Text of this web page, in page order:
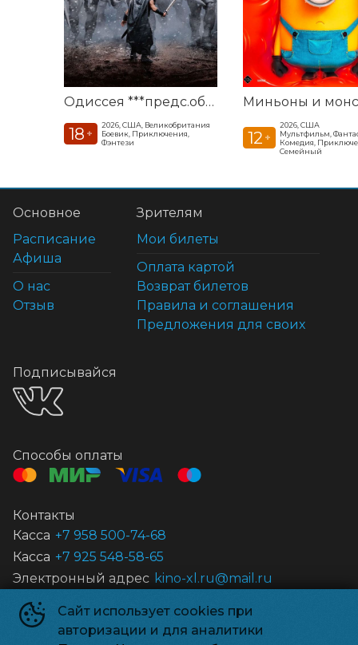
Одиссея ***предс.обсл. Команда Познавалова. Тайна едкого дыма
18 +
2026, США, Великобритания
Боевик, Приключения,
Фэнтези
12 +
2026, США
Мультфильм,
Комедия,
Семейный
Сайт использует cookies при
авторизации и для аналитики
Основное
Расписание
Афиша
О нас
Отзыв
Зрителям
Мои билеты
Оплата картой
Возврат билетов
Правила и соглашения
Предложения для своих
Подписывайся
Способы оплаты
Контакты
Касса +7 958 500-74-68
Касса +7 925 548-58-65
Электронный адрес kino-xl.ru@mail.ru
Нивада XL ©2020-2026